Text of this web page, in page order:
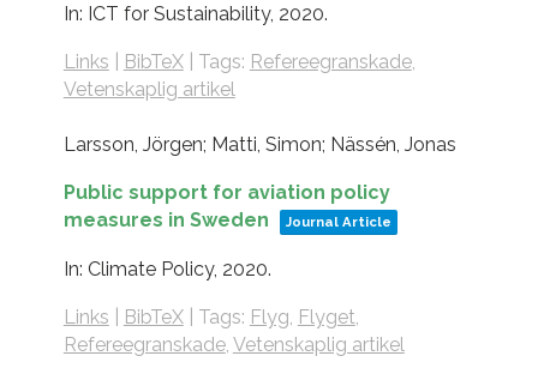
In: ICT for Sustainability, 2020.
Links BibTeX| Tags: Refereegranskade,
Vetenskaplig artikel
Larsson, Jörgen; Matti, Simon; Nässén, Jonas
Public support for aviation policy
measures in Sweden
Journal Article
In: Climate Policy, 2020.
Links BibTeX| Tags: Flyg, Flyget,
Refereegranskade, Vetenskaplig artikel